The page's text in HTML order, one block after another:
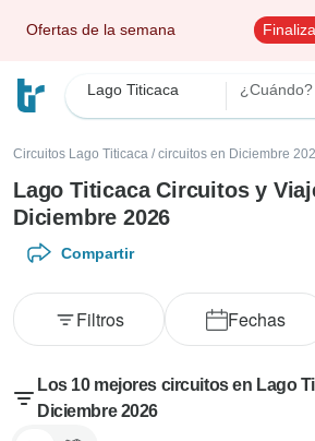
Ofertas de la semana
Lago Titicaca ¿Cuándo?
Circuitos Lago Titicaca / circuitos en Diciembre
Lago Titicaca Circuitos y
Diciembre 2026
Compartir
Fechas
Filtros
Los 10 mejores circuitos en Lago
Diciembre 2026